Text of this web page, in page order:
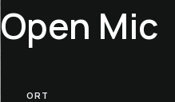
Open Mic
ORT